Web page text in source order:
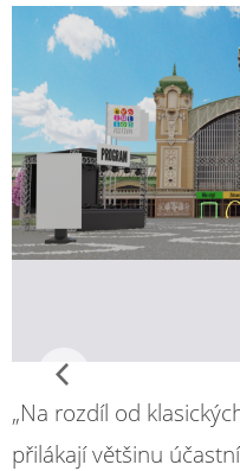
„Na rozdíl od
přilákají většinu